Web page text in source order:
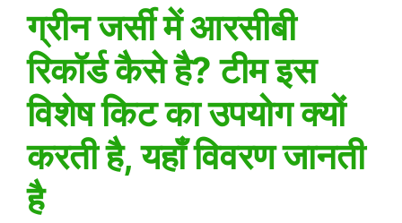
ग्रीन जर्सी में आरसीबी
रिकॉर्ड कैसे है? टीम इस
विशेष किट का उपयोग क्यों
करती है, यहाँ विवरण जानती
है